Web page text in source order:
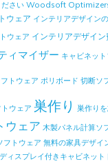
さい Woodsoft
ウェア インテリアデザイン
ウェア インテリアデザイン
ィマイザー キャビネッ
トウェア ポリボード 切断ソ
ウェア 巣作り 巣作り
ウェア 木製パネル計算ソ
フトウェア 無料の家具デザイ
ィスプレイ付きキャビネット